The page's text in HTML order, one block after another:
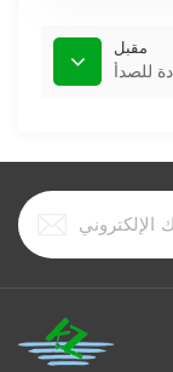
مقبل
للصدأ